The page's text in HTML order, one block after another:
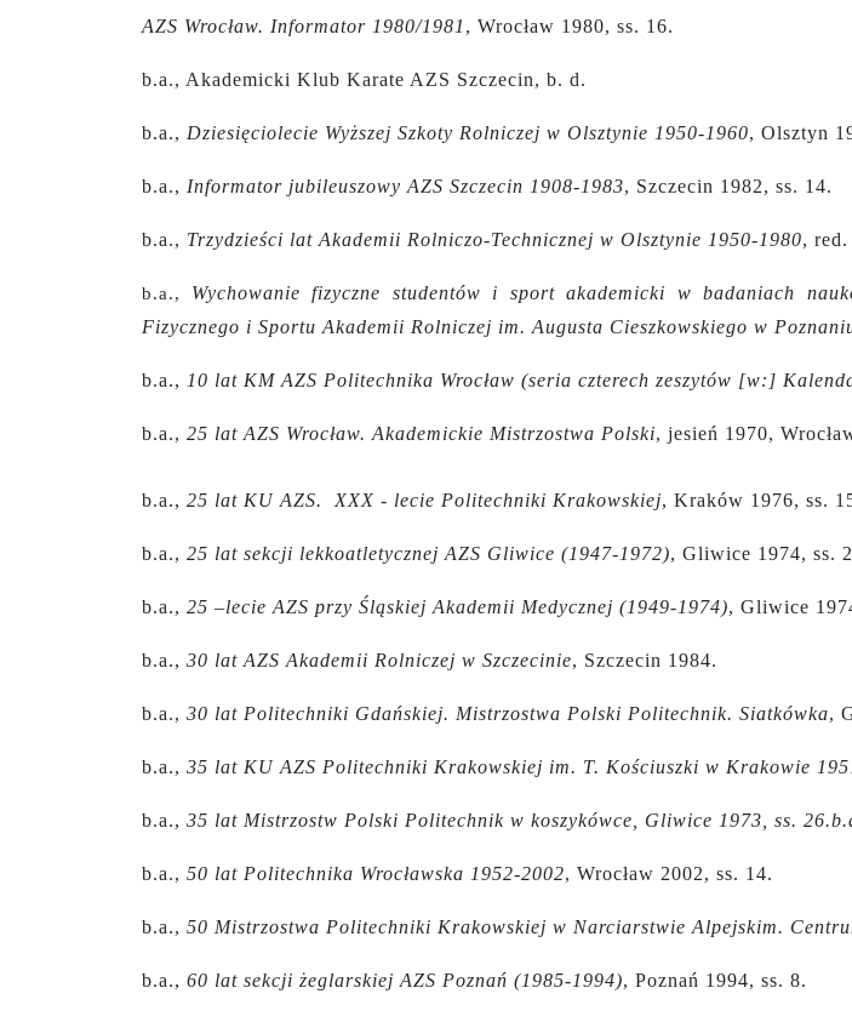
AZS Wrocław. Informator 1980/1981 , Wrocław 1980, ss. 16.
b.a., Akademicki Klub Karate AZS Szczecin, b. d.
b.a., Dziesięciolecie Wyższej Szkoty Rolniczej w Olsztynie 1950-1960, Olsztyn
b.a., Informator jubileuszowy AZS Szczecin 1908-1983, Szczecin 1982, ss. 14.
b.a., Trzydzieści lat Akademii Rolniczo-Technicznej w Olsztynie 1950-1980,
b.a.,
Wychowanie fizyczne studentów i sport akademicki w badaniach
Fizycznego i Sportu Akademii Rolniczej im. Augusta Cieszkowskiego w
b.a., 10 lat KM AZS Politechnika Wrocław (seria czterech zeszytów [w:]
b.a., 25 lat AZS Wrocław. Akademickie Mistrzostwa Polski, jesień 1970,
b.a., 25 lat KU AZS. XXX - lecie Politechniki Krakowskiej, Kraków 1976, ss.
b.a., 25 lat sekcji lekkoatletycznej AZS Gliwice (1947-1972), Gliwice 1974, ss.
b.a., 25 –lecie AZS przy Śląskiej Akademii Medycznej (1949-1974), Gliwice
b.a., 30 lat AZS Akademii Rolniczej w Szczecinie, Szczecin 1984.
b.a., 30 lat Politechniki Gdańskiej. Mistrzostwa Polski Politechnik. Siatkówka,
b.a., 35 lat KU AZS Politechniki Krakowskiej im. T. Kościuszki w Krakowie
b.a., 35 lat Mistrzostw Polski Politechnik w koszykówce, Gliwice 1973, ss.
b.a., 50 lat Politechnika Wrocławska 1952-2002, Wrocław 2002, ss. 14.
b.a., 50 Mistrzostwa Politechniki Krakowskiej w Narciarstwie Alpejskim.
b.a., 60 lat sekcji żeglarskiej AZS Poznań (1985-1994), Poznań 1994, ss. 8.